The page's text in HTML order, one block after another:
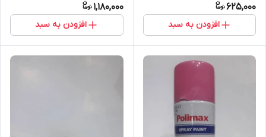
625,000
افزودن به سبد
1,180,000
افزودن به سبد